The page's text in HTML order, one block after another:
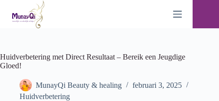
naar
Huidverbetering met Direct Resultaat – Bereik een Jeugdige
Gloed!
MunayQi Beauty & healing
februari 3, 2025
Huidverbetering